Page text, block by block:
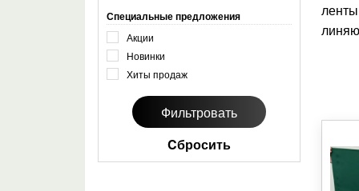
Специальные предложения
Акции
Новинки
Хиты продаж
Cбросить